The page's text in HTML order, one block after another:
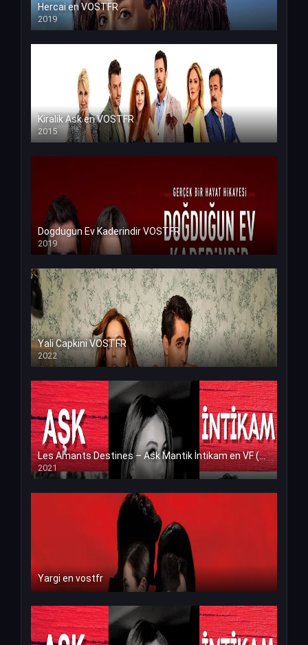
Hercai en VOSTFR
2019
Kiralik Ask en VOSTFR
2015
Dogdugun Ev Kaderindir VOSTFR
2019
Yali Capkini VOSTFR
2022
Les Amants Destines – Ask Mantik İntikam en VF (Voix Francaise)
2021
Yargi en vostfr